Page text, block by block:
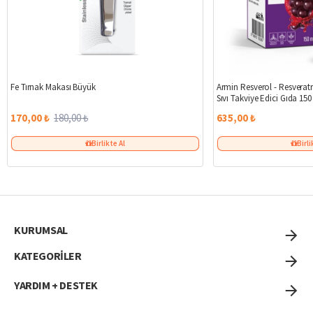
Fe Tırnak Makası Büyük
170,00 ₺ 180,00 ₺
Birlikte Al
Armin Resverol -
Sıvı Takviye Edici Gıda
635,00 ₺
KURUMSAL
KATEGORİLER
YARDIM + DESTEK